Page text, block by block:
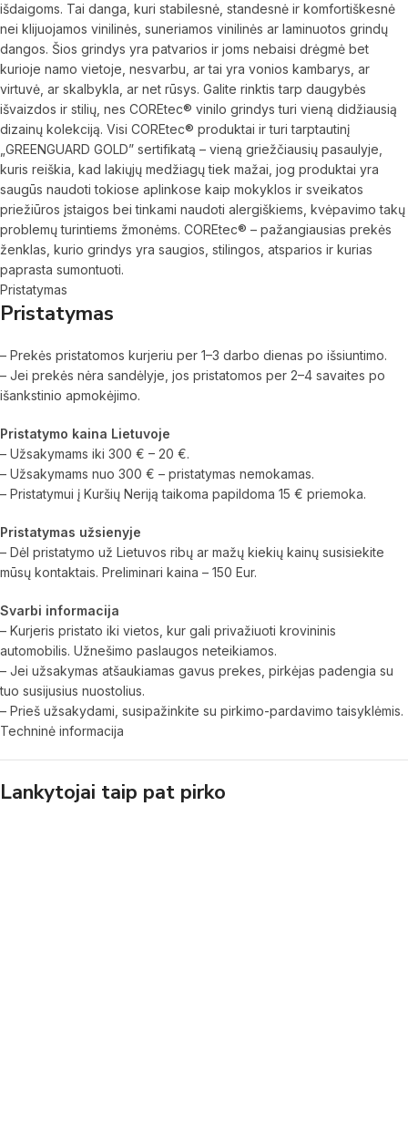
išdaigoms. Tai danga, kuri stabilesnė, standesnė ir komfortiškesnė
nei klijuojamos vinilinės, suneriamos vinilinės ar laminuotos grindų
dangos. Šios grindys yra patvarios ir joms nebaisi drėgmė bet
kurioje namo vietoje, nesvarbu, ar tai yra vonios kambarys, ar
virtuvė, ar skalbykla, ar net rūsys. Galite rinktis tarp daugybės
išvaizdos ir stilių, nes COREtec® vinilo grindys turi vieną didžiausią
dizainų kolekciją. Visi COREtec® produktai ir turi tarptautinį
„GREENGUARD GOLD” sertifikatą – vieną griežčiausių pasaulyje,
kuris reiškia, kad lakiųjų medžiagų tiek mažai, jog produktai yra
saugūs naudoti tokiose aplinkose kaip mokyklos ir sveikatos
priežiūros įstaigos bei tinkami naudoti alergiškiems, kvėpavimo takų
problemų turintiems žmonėms. COREtec® – pažangiausias prekės
ženklas, kurio grindys yra saugios, stilingos, atsparios ir kurias
paprasta sumontuoti.
Pristatymas
Pristatymas
– Prekės pristatomos kurjeriu per 1–3 darbo dienas po išsiuntimo.
– Jei prekės nėra sandėlyje, jos pristatomos per 2–4 savaites po
išankstinio apmokėjimo.
Pristatymo kaina Lietuvoje
– Užsakymams iki 300 € – 20 €.
– Užsakymams nuo 300 € – pristatymas nemokamas.
– Pristatymui į Kuršių Neriją taikoma papildoma 15 € priemoka.
Pristatymas užsienyje
– Dėl pristatymo už Lietuvos ribų ar mažų kiekių kainų susisiekite
mūsų kontaktais. Preliminari kaina – 150 Eur.
Svarbi informacija
– Kurjeris pristato iki vietos, kur gali privažiuoti krovininis
automobilis. Užnešimo paslaugos neteikiamos.
– Jei užsakymas atšaukiamas gavus prekes, pirkėjas padengia su
tuo susijusius nuostolius.
– Prieš užsakydami, susipažinkite su pirkimo-pardavimo taisyklėmis.
Techninė informacija
Lankytojai taip pat pirko